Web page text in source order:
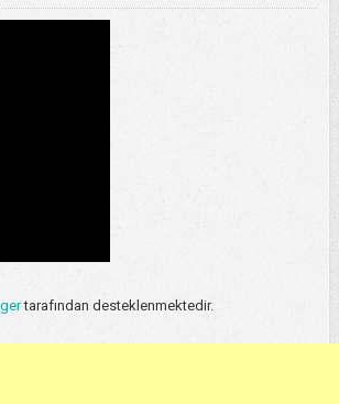
tarafından desteklenmektedir.